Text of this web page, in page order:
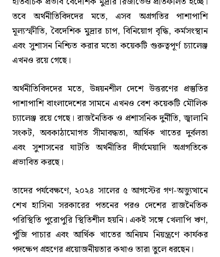
তবে অর্থনীতিবিদদের মতে, এসব অগ্রগতির পাশাপাশি
মূল্যস্ফীতি, বৈদেশিক মুদ্রার চাপ, বিনিয়োগ বৃদ্ধি, কর্মসংস্থান
এবং সুশাসন নিশ্চিত করার মতো কয়েকটি গুরুত্বপূর্ণ চ্যালেঞ্জ
এখনও রয়ে গেছে।
অর্থনীতিবিদদের মতে, উন্নয়নশীল দেশে উত্তরণের প্রস্তুতির
পাশাপাশি বাংলাদেশের সামনে এখনও বেশ কয়েকটি মৌলিক
চ্যালেঞ্জ রয়ে গেছে। রাজনৈতিক ও প্রশাসনিক দুর্নীতি, জ্বালানি
সংকট, অবকাঠামোগত সীমাবদ্ধতা, আর্থিক খাতের দুর্বলতা
এবং সুশাসনের ঘাটতি অর্থনীতির দীর্ঘমেয়াদি অগ্রগতিকে
প্রভাবিত করছে।
তাদের পর্যবেক্ষণে, ২০২৪ সালের ৫ আগস্টের গণ-অভ্যুত্থানে
শেখ হাসিনা সরকারের পতনের পরও দেশের রাজনৈতিক
পরিস্থিতি পুরোপুরি স্থিতিশীল হয়নি। একই সঙ্গে খেলাপি ঋণ,
পুঁজি পাচার এবং আর্থিক খাতের অনিয়ম নিয়ন্ত্রণে কার্যকর
পদক্ষেপ গ্রহণের প্রয়োজনীয়তার কথাও তারা তুলে ধরছেন।